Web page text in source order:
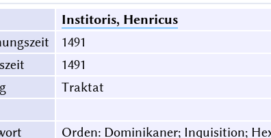
Institoris, Henricus
1491
1491
Traktat
Orden: Dominikaner; Inquisition;